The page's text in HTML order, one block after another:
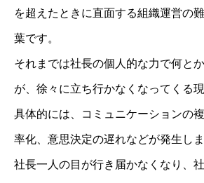
を超えたときに直面する組織運営の
葉です。
それまでは社長の個人的な力で何と
が、徐々に立ち行かなくなってくる現
具体的には、コミュニケーションの
率化、意思決定の遅れなどが発生しま
社長一人の目が行き届かなくなり、